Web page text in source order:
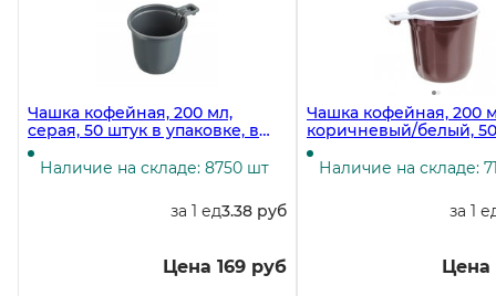
Чашка кофейная, 200 мл,
серая, 50 штук в упаковке, в
коробке 1500 штук
Наличие на складе: 8750 шт
за 1 ед3.38 руб
Цена 169 руб
Чашка кофейная, 200
коричневый/белый,
упаковке, в коробке
Наличие на складе:
за 1
Цена